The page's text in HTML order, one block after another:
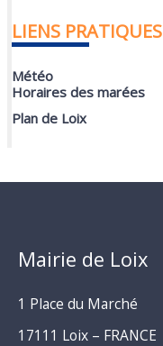
LIENS PRATIQUES
Météo
Horaires des marées
Plan de Loix
Mairie de Loix
1 Place du Marché
17111 Loix – FRANCE